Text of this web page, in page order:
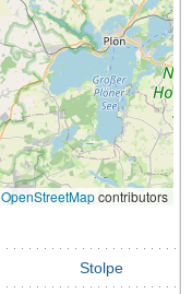
OpenStreetMapcontributors
Stolpe